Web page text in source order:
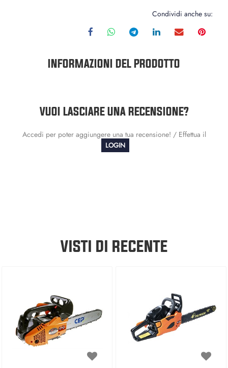
Condividi anche su:
INFORMAZIONI DEL PRODOTTO
VUOI LASCIARE UNA RECENSIONE?
Accedi per poter aggiungere una tua recensione! / Effettua il
LOGIN
VISTI DI RECENTE